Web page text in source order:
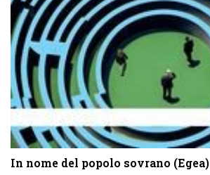
In nome del popolo sovrano (Egea)